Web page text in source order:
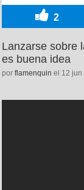
2
Lanzarse sobre
es buena idea
por flamenquin el 12 jun